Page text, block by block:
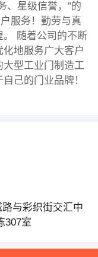
、星级信誉，”的
服务！勤劳与真
随着公司的不断
地服务广大客户
型工业门制造工
己的门业品牌！
与彩织街交汇中
307室